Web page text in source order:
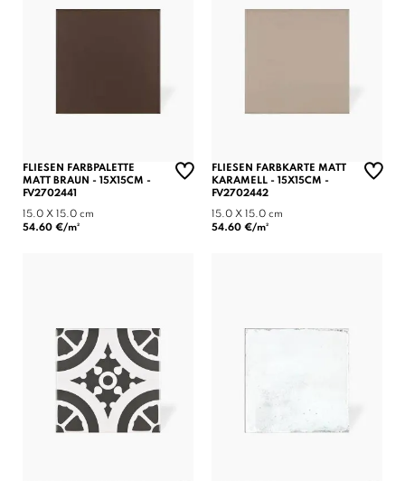
FLIESEN FARBPALETTE
MATT BRAUN - 15X15CM -
FV2702441
15.0 X 15.0 cm
54.60 €/m²
FLIESEN FARBKARTE MATT
KARAMELL - 15X15CM -
FV2702442
15.0 X 15.0 cm
54.60 €/m²